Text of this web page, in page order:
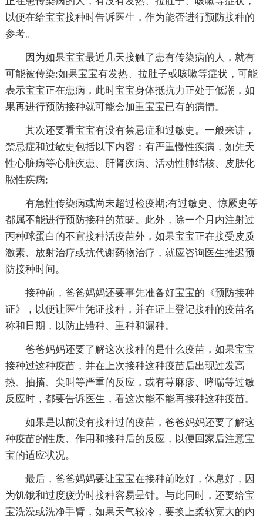
以便在给宝宝接种时告诉医生，作为能否进行预防接种的
参考。
因为如果宝宝最近几天接触了患有传染病的人，就有
可能被传染;如果宝宝有发热、拉肚子或咳嗽等症状，可能
表示宝宝正在患病，此时宝宝身体抵抗力正处于低潮，如
果再进行预防接种就可能会加重宝宝已有的病情。
其次还要看宝宝有没有禁忌症和过敏史。一般来讲，
禁忌症和过敏史包括以下内容：有严重慢性疾病，如先天
性心脏病等心脏疾患、肝肾疾病、活动性肺结核、皮肤化
脓性疾病;
有急性传染病或尚未超过检疫期;有过敏史、惊厥史等
都属不能进行预防接种的范畴。此外，除一个月内注射过
丙种球蛋白的不宜接种活疫苗外，如果宝宝正在接受皮质
激素、放射治疗或抗代谢药物治疗，就应咨询医生推迟预
防接种时间。
接种前，爸爸妈妈还要事先准备好宝宝的《预防接种
证》，以便让医生凭证接种，并在证上登记接种的疫苗名
称和日期，以防止错种、重种和漏种。
爸爸妈妈还要了解这次接种的是什么疫苗，如果宝宝
接种过这种疫苗，并在上次接种这种疫苗后出现过发高
热、抽搐、尖叫等严重的反应，或有荨麻疹、哮喘等过敏
反应时，都要告诉医生，看这次能不能再接种这种疫苗。
如果是以前没有接种过的疫苗，爸爸妈妈还要了解这
种疫苗的性质、作用和接种后的反应，以便回家后注意宝
宝的适应状况。
最后，爸爸妈妈要让宝宝在接种前吃好，休息好，因
为饥饿和过度疲劳时接种容易晕针。与此同时，还要给宝
宝洗澡或洗净手臂，如果天气较冷，要换上柔软宽大的内